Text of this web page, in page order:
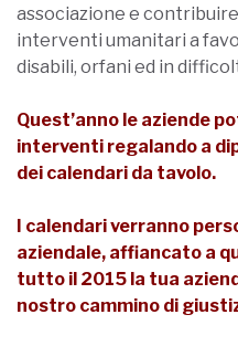
associazione e
interventi umanitari a
disabili, orfani ed in
Quest’anno le aziende
interventi regalando a
dei calendari da tavolo.
I calendari verranno
aziendale, affiancato a
tutto il 2015 la tua
nostro cammino di